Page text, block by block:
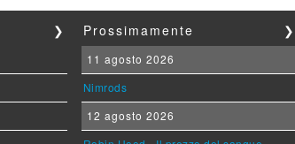
❯ Prossimamente ❯
11 agosto 2026
Nimrods
12 agosto 2026